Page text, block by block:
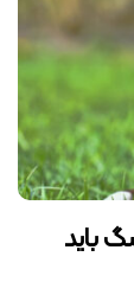
سگ باید